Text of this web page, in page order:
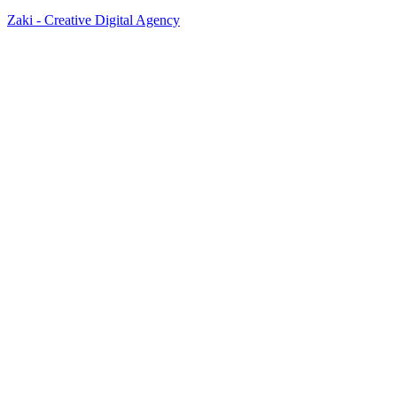
Zaki - Creative Digital Agency